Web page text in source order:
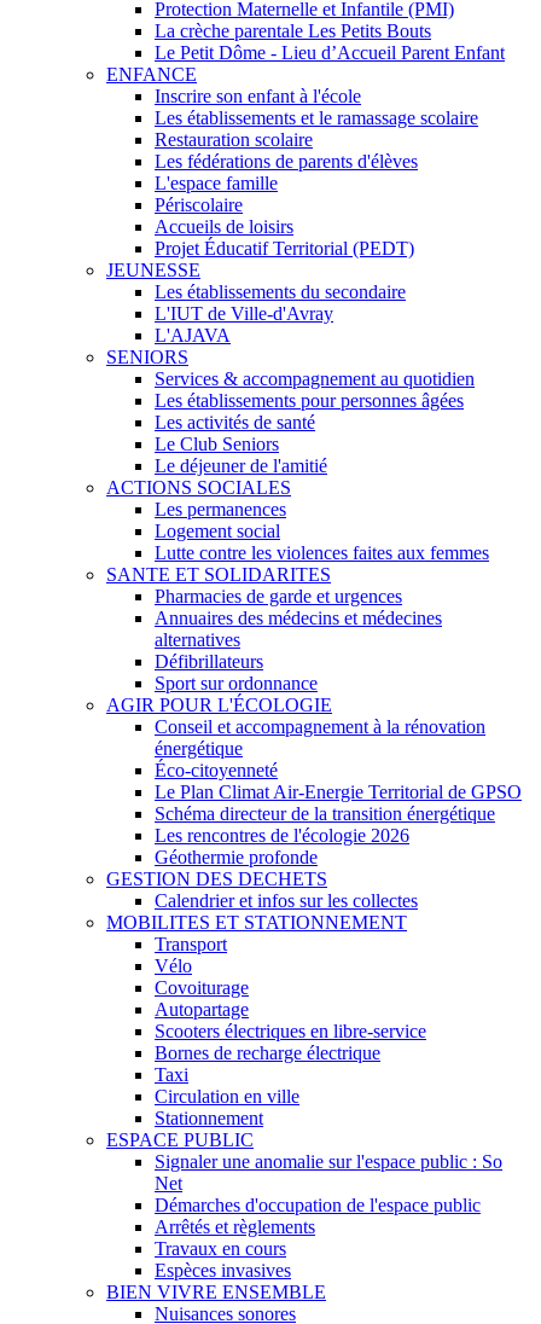
Protection Maternelle et Infantile (PMI)
La crèche parentale Les Petits Bouts
Le Petit Dôme - Lieu d’Accueil Parent Enfant
ENFANCE
Inscrire son enfant à l'école
Les établissements et le ramassage scolaire
Restauration scolaire
Les fédérations de parents d'élèves
L'espace famille
Périscolaire
Accueils de loisirs
Projet Éducatif Territorial (PEDT)
JEUNESSE
Les établissements du secondaire
L'IUT de Ville-d'Avray
L'AJAVA
SENIORS
Services & accompagnement au quotidien
Les établissements pour personnes âgées
Les activités de santé
Le Club Seniors
Le déjeuner de l'amitié
ACTIONS SOCIALES
Les permanences
Logement social
Lutte contre les violences faites aux femmes
SANTE ET SOLIDARITES
Pharmacies de garde et urgences
Annuaires des médecins et médecines
alternatives
Défibrillateurs
Sport sur ordonnance
AGIR POUR L'ÉCOLOGIE
Conseil et accompagnement à la rénovation
énergétique
Éco-citoyenneté
Le Plan Climat Air-Energie Territorial de GPSO
Schéma directeur de la transition énergétique
Les rencontres de l'écologie 2026
Géothermie profonde
GESTION DES DECHETS
Calendrier et infos sur les collectes
MOBILITES ET STATIONNEMENT
Transport
Vélo
Covoiturage
Autopartage
Scooters électriques en libre-service
Bornes de recharge électrique
Taxi
Circulation en ville
Stationnement
ESPACE PUBLIC
Signaler une anomalie sur l'espace public : So
Net
Démarches d'occupation de l'espace public
Arrêtés et règlements
Travaux en cours
Espèces invasives
BIEN VIVRE ENSEMBLE
Nuisances sonores